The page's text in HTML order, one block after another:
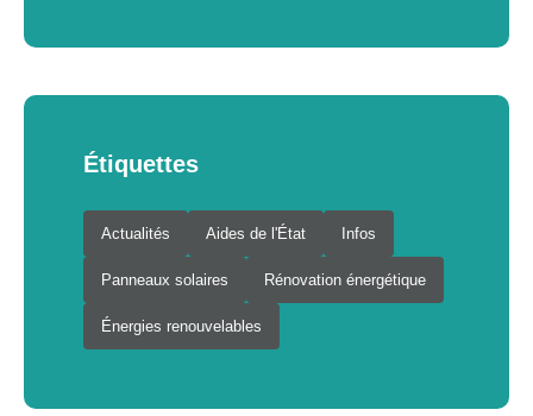
Étiquettes
Actualités Aides de l'État Infos
Panneaux solaires Rénovation énergétique
Énergies renouvelables